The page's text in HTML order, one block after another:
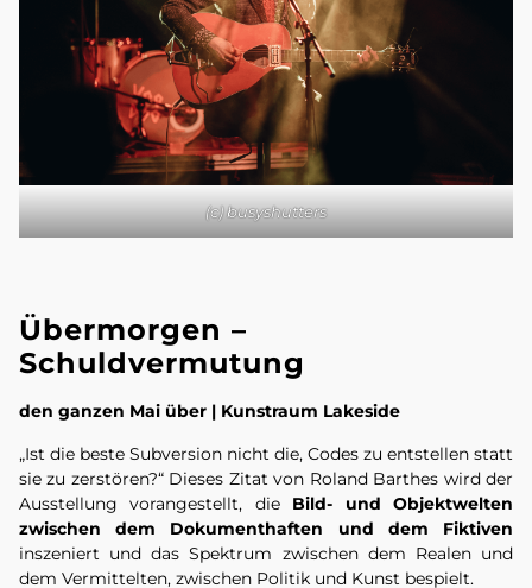
(c) busyshutters
Übermorgen –
Schuldvermutung
den ganzen Mai über | Kunstraum Lakeside
„Ist die beste Subversion nicht die, Codes zu entstellen statt
sie zu zerstören?“ Dieses Zitat von Roland Barthes wird der
Ausstellung vorangestellt, die Bild- und Objektwelten
zwischen dem Dokumenthaften und dem Fiktiven
inszeniert und das Spektrum zwischen dem Realen und
dem Vermittelten, zwischen Politik und Kunst bespielt.